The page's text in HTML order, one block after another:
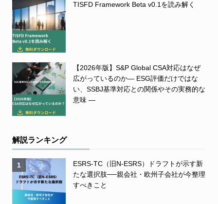
TISFD Framework Beta v0.1を読み解く
【2026年版】S&P Global CSA対応はなぜ
広がっているのか― ESG評価だけではな
い、SSBJ基準対応との関係やその実務的な
意味 ―
解説ランキング
1
ESRS-TC（旧N-ESRS）ドラフトが示す新
たな選択肢──親会社・欧州子会社が今整理
すべきこと